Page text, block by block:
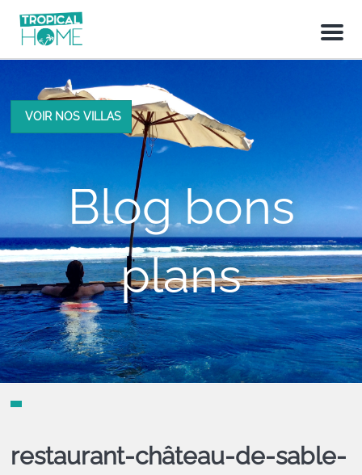
M
n
VOIR NOS VILLAS
Blog bons
plans
restaurant-château-de-sable-